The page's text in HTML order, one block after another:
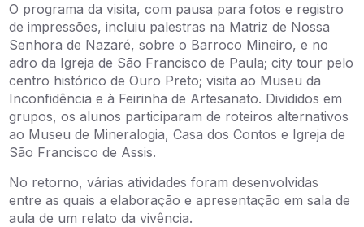
O programa da visita, com pausa para fotos e registro
de impressões, incluiu palestras na Matriz de Nossa
Senhora de Nazaré, sobre o Barroco Mineiro, e no
adro da Igreja de São Francisco de Paula; city tour pelo
centro histórico de Ouro Preto; visita ao Museu da
Inconfidência e à Feirinha de Artesanato. Divididos em
grupos, os alunos participaram de roteiros alternativos
ao Museu de Mineralogia, Casa dos Contos e Igreja de
São Francisco de Assis.
No retorno, várias atividades foram desenvolvidas
entre as quais a elaboração e apresentação em sala de
aula de um relato da vivência.